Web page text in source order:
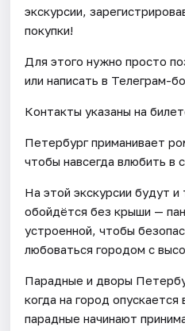
экскурсии,
покупки!
Для этого нужно просто
или написать в Телеграм-
Контакты указаны на
Петербург приманивает
чтобы навсегда влюбить в
На этой экскурсии будут и
обойдётся без крыши —
устроенной, чтобы
любоваться городом с
Парадные и дворы
когда на город
парадные начинают